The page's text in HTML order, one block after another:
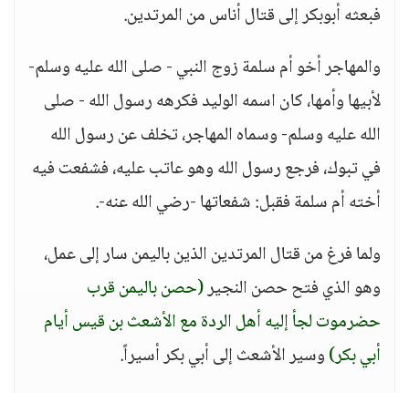
فبعثه أبوبكر إلى قتال أناس من المرتدين.
والمهاجر أخو أم سلمة زوج النبي - صلى الله عليه وسلم-
لأبيها وأمها، كان اسمه الوليد فكرهه رسول الله - صلى
الله عليه وسلم- وسماه المهاجر، تخلف عن رسول الله
في تبوك، فرجع رسول الله وهو عاتب عليه، فشفعت فيه
أخته أم سلمة فقبل: شفعاتها -رضي الله عنه-.
ولما فرغ من قتال المرتدين الذين باليمن سار إلى عمل،
وهو الذي فتح حصن النجير(حصن باليمن قرب
حضرموت لجأ إليه أهل الردة مع الأشعث بن قيس أيام
أبي بكر)وسير الأشعث إلى أبي بكر أسيراً.